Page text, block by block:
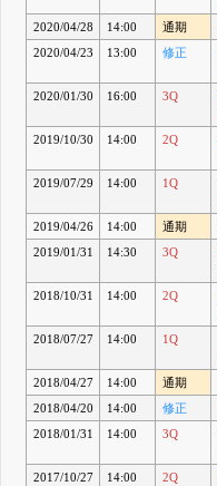
2020/04/28
14:00 通期
2020/04/23
13:00 修正
2020/01/30
16:00 3Q
2019/10/30
14:00 2Q
2019/07/29
14:00 1Q
2019/04/26
14:00 通期
2019/01/31
14:30 3Q
2018/10/31
14:00 2Q
2018/07/27
14:00 1Q
2018/04/27
14:00 通期
2018/04/20
14:00 修正
2018/01/31
14:00 3Q
2017/10/27
14:00 2Q